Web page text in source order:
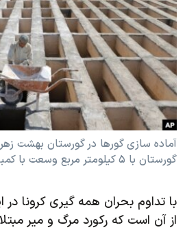
فرهنگ و زندگی
حقوق شهروندی
اقتصادی
علم و فناوری
اسرائیل در جنگ
گالری عکس
آرشیو پخش زنده
مستندها
انتخابات ریاست جمهوری آمریکا ۲۰۲۴
حمله جمهوری اسلامی به اسرائیل
رمز مهسا
ورزش زنان در ایران
اعتراضات زن، زندگی، آزادی
مجموعه مستندهای دادخواهی
دادگاه حمید نوری
دنبال کنید
زبانهای مختلف
آماده سازی گورها در گورستان بهشت
گورستان با ۵ کیلومتر مربع وسعت با کمبود جا برای دفن روبروست
با تداوم بحران همه گیری کرونا در